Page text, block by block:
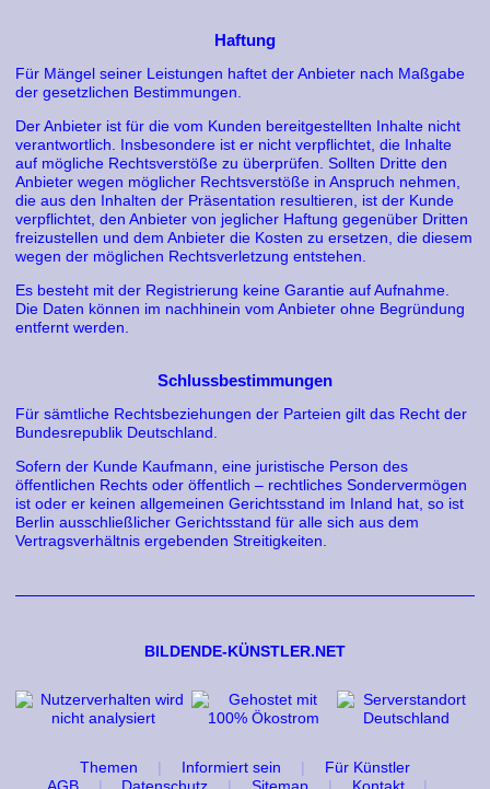
Haftung
Für Mängel seiner Leistungen haftet der Anbieter nach Maßgabe
der gesetzlichen Bestimmungen.
Der Anbieter ist für die vom Kunden bereitgestellten Inhalte nicht
verantwortlich. Insbesondere ist er nicht verpflichtet, die Inhalte
auf mögliche Rechtsverstöße zu überprüfen. Sollten Dritte den
Anbieter wegen möglicher Rechtsverstöße in Anspruch nehmen,
die aus den Inhalten der Präsentation resultieren, ist der Kunde
verpflichtet, den Anbieter von jeglicher Haftung gegenüber Dritten
freizustellen und dem Anbieter die Kosten zu ersetzen, die diesem
wegen der möglichen Rechtsverletzung entstehen.
Es besteht mit der Registrierung keine Garantie auf Aufnahme.
Die Daten können im nachhinein vom Anbieter ohne Begründung
entfernt werden.
Schlussbestimmungen
Für sämtliche Rechtsbeziehungen der Parteien gilt das Recht der
Bundesrepublik Deutschland.
Sofern der Kunde Kaufmann, eine juristische Person des
öffentlichen Rechts oder öffentlich – rechtliches Sondervermögen
ist oder er keinen allgemeinen Gerichtsstand im Inland hat, so ist
Berlin ausschließlicher Gerichtsstand für alle sich aus dem
Vertragsverhältnis ergebenden Streitigkeiten.
BILDENDE-KÜNSTLER.NET
Themen Informiert sein
Für Künstler